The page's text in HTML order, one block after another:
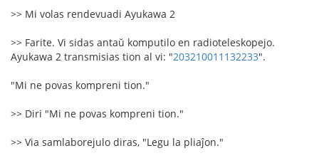
>> Mi volas rendevuadi Ayukawa 2
>> Farite. Vi sidas antaŭ komputilo en radioteleskopejo.
Ayukawa 2 transmisias tion al vi: "203210011132233".
"Mi ne povas kompreni tion."
>> Diri "Mi ne povas kompreni tion."
>> Via samlaborejulo diras, "Legu la pliaĵon."